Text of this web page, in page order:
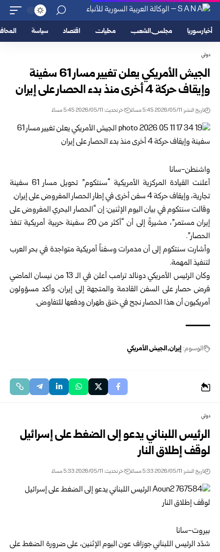
أخبار سوريا مجلس الشعب محليات اقتصاد سياسة
دولي
الجيش الأمريكي يعلن تغيير مسار 61 سفينة
وإيقاف حركة 4 أخرى منذ بدء الحصار على ‏إيران
تاريخ النشر: 2026/05/11 5:45 مساءً اخر تحديث: 2026/05/11 5:45 مساءً
واشنطن-سانا‏
أعلنت القيادة المركزية الأمريكية “سنتكوم” تحويل مسار 61 سفينة
تجارية، وإيقاف حركة 4 ‏سفن أخرى في إطار الحصار المفروض على إيران.‏
وقالت سنتكوم في بيان اليوم الإثنين: إن “الحصار البحري المفروض على
إيران مستمر”، ‏مشيرةً إلى أن “أكثر من 20 سفينة حربية أمريكية تنفذ
الحصار”.‏
وأشارت سنتكوم إلى أن مدمرات وسفناً أمريكية متواجدة في بحر العرب
لتنفيذ المهمة.‏
وكان الرئيس الأمريكي دونالد ترامب أعلن في الـ 13 من نيسان الماضي
فرض حصار على ‏السفن القادمة والمتجهة إلى إيران، وأكد مسؤولون
أمريكيون أن هذا الحصار نجح في خنق ‏طهران ودفعها للتفاوض.‏
الوسوم: إيران الجيش الأمريكي
دولي
الرئيس اللبناني يدعو إلى الضغط على إسرائيل
لوقف إطلاق النار
تاريخ النشر: 2026/05/11 5:33 مساءً اخر تحديث: 2026/05/11 5:33 مساءً
بيروت-سانا
شدّد الرئيس اللبناني جوزاف عون اليوم الإثنين، على ضرورة الضغط على